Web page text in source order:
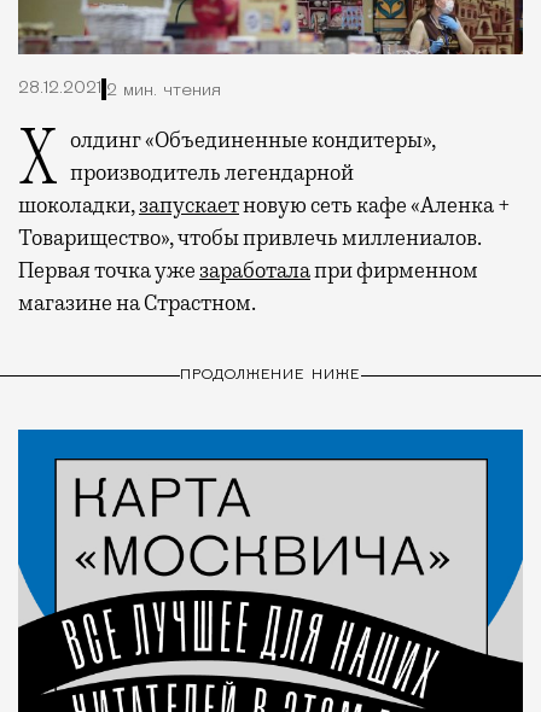
28.12.2021 2 мин. чтения
Холдинг «Объединенные кондитеры», производитель легендарной
шоколадки,запускаетновую сеть кафе «Аленка +
Товарищество», чтобы привлечь миллениалов.
Первая точка уже заработалапри фирменном
магазине на Страстном.
ПРОДОЛЖЕНИЕ НИЖЕ